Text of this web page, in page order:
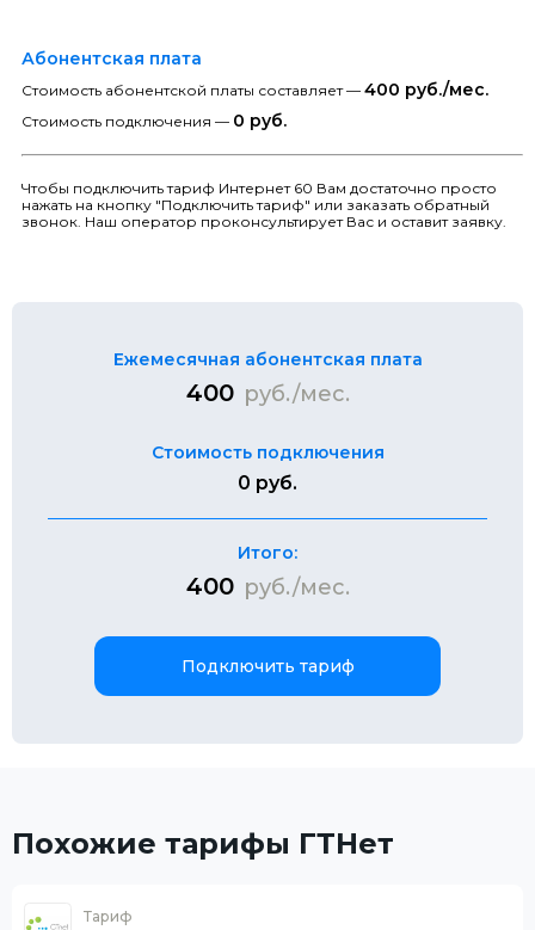
Абонентская плата
Стоимость абонентской платы составляет — 400 руб./мес.
Стоимость подключения — 0 руб.
Чтобы подключить тариф Интернет 60 Вам достаточно просто
нажать на кнопку "Подключить тариф" или заказать обратный
звонок. Наш оператор проконсультирует Вас и оставит заявку.
Ежемесячная абонентская плата
400 руб./мес.
Стоимость подключения
0 руб.
Итого:
400 руб./мес.
Подключить тариф
Похожие тарифы ГТНет
Тариф